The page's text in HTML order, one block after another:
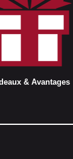
& Avantages